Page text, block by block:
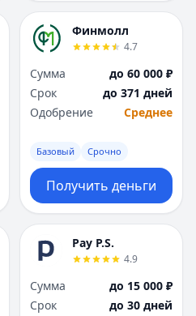
Финмолл
4.7
Сумма
до 60 000 ₽
Срок
до 371 дней
Одобрение
Среднее
Базовый Срочно
Получить деньги
Pay P.S.
4.9
Сумма
до 15 000 ₽
Срок
до 30 дней